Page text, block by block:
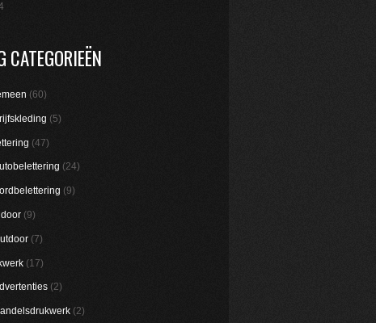
CATEGORIEËN
(60)
(5)
(47)
(24)
(9)
(9)
(7)
(17)
(2)
(2)